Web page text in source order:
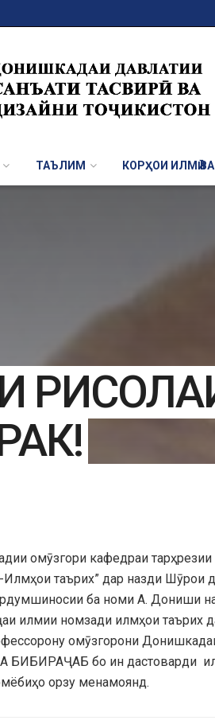
ТАЪЛИМ КОРҲОИ ИЛМӢ
омӯзгори кафедраи
Илмҳои таърих” дар назди Шӯрои
ба номи А. Дониши
илмии номзади илмҳои таърих
омӯзгорони
БИБИРАҶАБ бо ин дастоварди
орзу менамоянд.